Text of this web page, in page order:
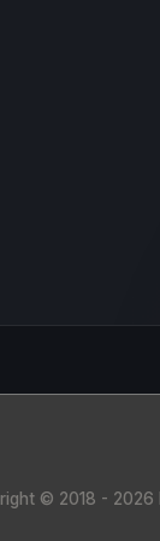
© 2018 - 2026